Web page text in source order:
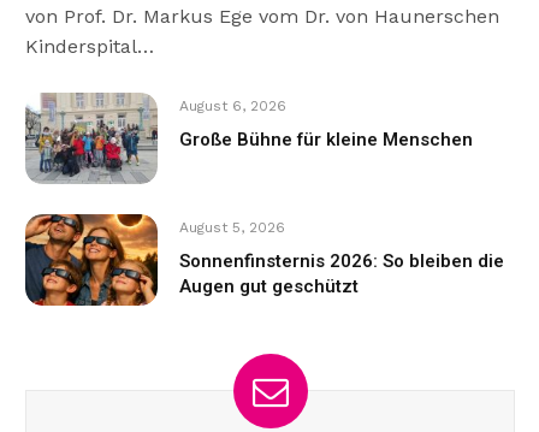
von Prof. Dr. Markus Ege vom Dr. von Haunerschen
Kinderspital…
August 6, 2026
Große Bühne für kleine Menschen
August 5, 2026
Sonnenfinsternis 2026: So bleiben die
Augen gut geschützt